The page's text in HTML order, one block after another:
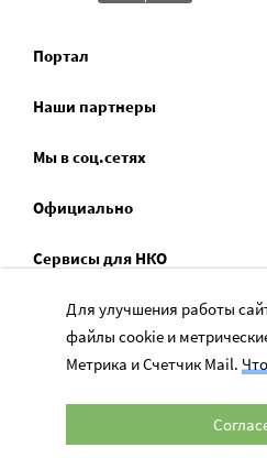
Портал
Наши партнеры
Мы в соц.сетях
Официально
Сервисы для НКО
Спецпроекты
Социальное служение
Для улучшения работы
файлы cookie и
Метрика и Счетчик Mail.